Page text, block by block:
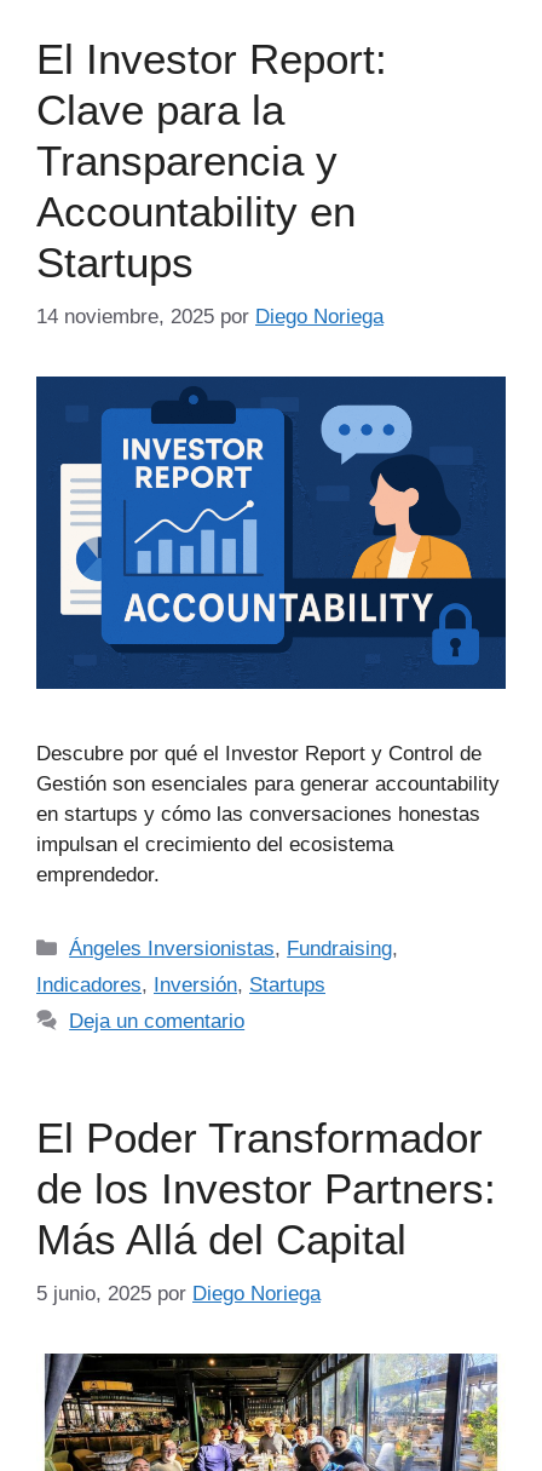
El Investor Report:
Clave para la
Transparencia y
Accountability en
Startups
14 noviembre, 2025 por Diego Noriega
Descubre por qué el Investor Report y Control de
Gestión son esenciales para generar accountability
en startups y cómo las conversaciones honestas
impulsan el crecimiento del ecosistema
emprendedor.
Ángeles Inversionistas, Fundraising,
Indicadores, Inversión, Startups
Deja un comentario
El Poder Transformador
de los Investor Partners:
Más Allá del Capital
5 junio, 2025 por Diego Noriega